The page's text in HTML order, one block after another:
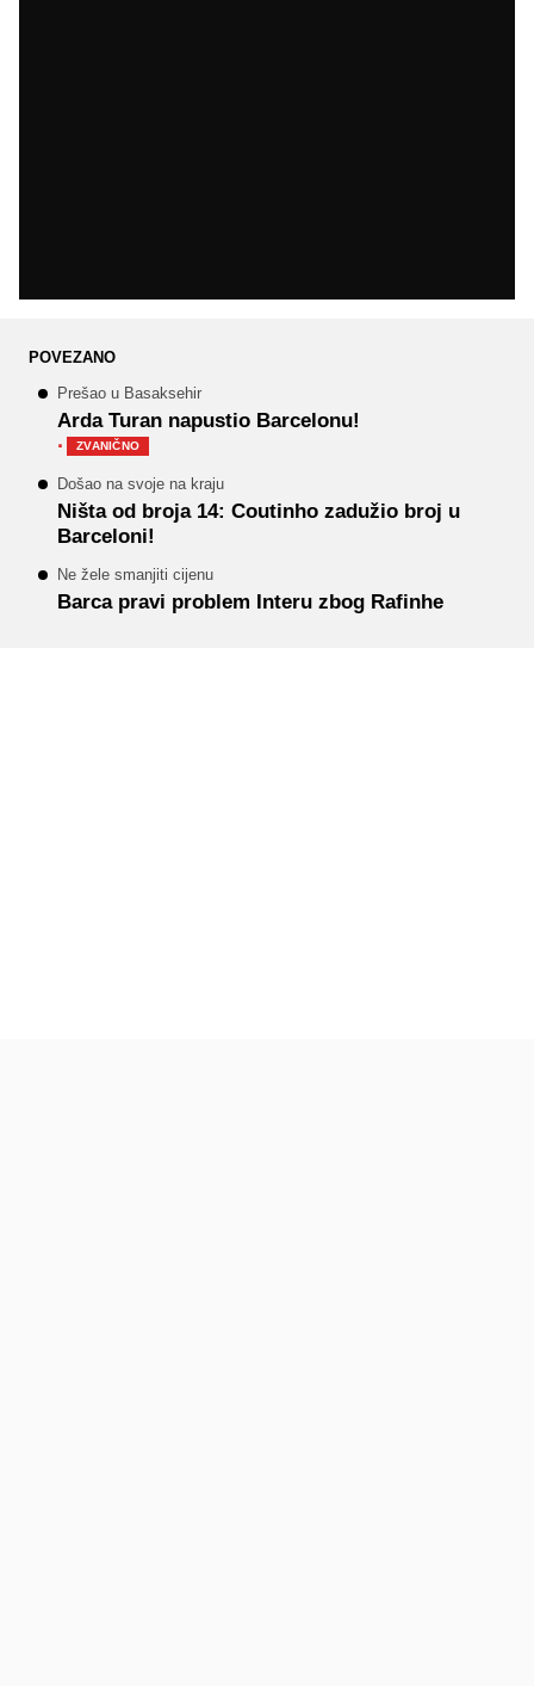
POVEZANO
Prešao u Basaksehir
Arda Turan napustio Barcelonu!
· ZVANIČNO
Došao na svoje na kraju
Ništa od broja 14: Coutinho zadužio broj u
Barceloni!
Ne žele smanjiti cijenu
Barca pravi problem Interu zbog Rafinhe